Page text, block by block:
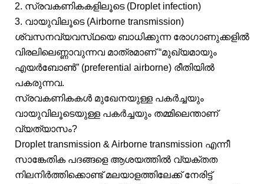
2. സ്രവകണികകളിലൂടെ (Droplet infection)
3. വായുവിലൂടെ (Airborne transmission)
ശ്വസനവ്യവസ്‌ഥയെ ബാധിക്കുന്ന രോഗാണുക്കളിൽ
വിരലിലെണ്ണാവുന്നവ മാത്രമാണ് “മുഖ്യമായും
എയർബോൺ” (preferential airborne) രീതിയിൽ
പകരുന്നവ.
സ്രവകണികകൾ മുഖേനയുള്ള പകർച്ചയും
വായുവിലൂടെയുള്ള പകർച്ചയും തമ്മിലെന്താണ്
വ്യത്യാസം?
Droplet transmission & Airborne transmission എന്നീ
സാങ്കേതിക പദങ്ങളെ ആശയത്തിൽ വ്യക്തത
നിലനിർത്തിക്കൊണ്ട് മലയാളത്തിലേക്ക് നേരിട്ട്